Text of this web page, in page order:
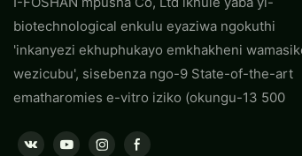
biotechnological enkulu eyaziwa ngokuthi
'inkanyezi ekhuphukayo emkhakheni
wezicubu', sisebenza ngo-9 State-of-the-art
ematharomies e-vitro iziko (okungu-13 500